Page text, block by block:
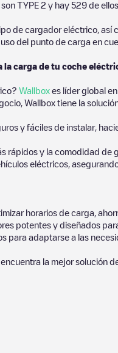
son TYPE 2 y hay 529 de ellos.
de cargador eléctrico,
del punto de carga en
la carga de tu coche
Wallbox es líder global
Wallbox tiene la
y fáciles de instalar,
rápidos y la comodidad
eléctricos,
horarios de carga,
potentes y diseñados
para adaptarse a las
la mejor solución